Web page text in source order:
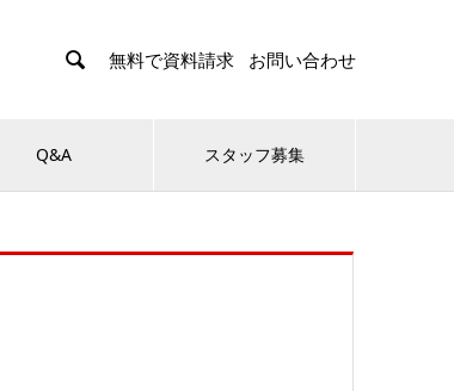
 無料で資料請求 お問い合わせ
Q&A スタッフ募集